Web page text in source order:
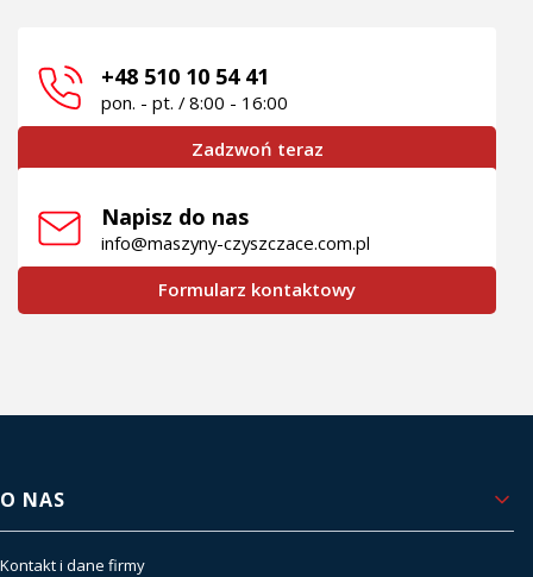
+48 510 10 54 41
pon. - pt. / 8:00 - 16:00
Zadzwoń teraz
Napisz do nas
info@maszyny-czyszczace.com.pl
Formularz kontaktowy
Linki w stopce
O NAS
Kontakt i dane firmy